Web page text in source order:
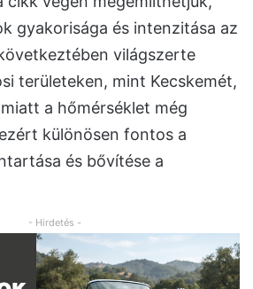
gyakorisága és intenzitása az
világszerte
területeken, mint Kecskemét,
a hőmérséklet még
különösen fontos a
és bővítése a
- Hirdetés -